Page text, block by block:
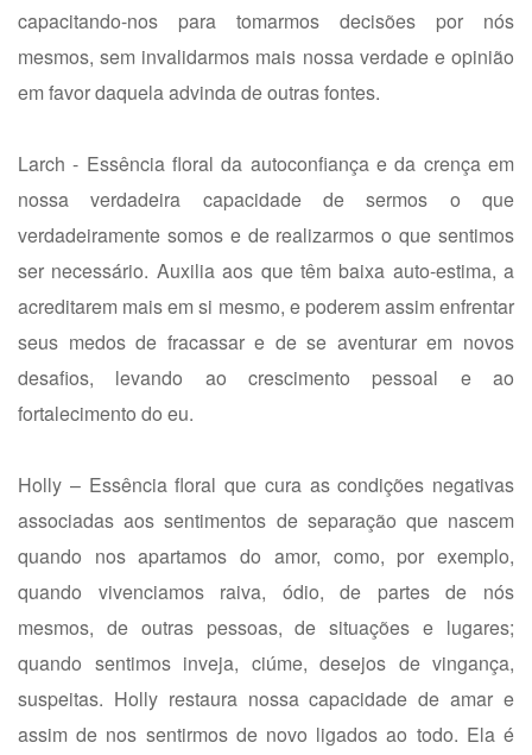
capacitando-nos para tomarmos decisões por nós
mesmos, sem invalidarmos mais nossa verdade e opinião
em favor daquela advinda de outras fontes.
Larch - Essência floral da autoconfiança e da crença em
nossa verdadeira capacidade de sermos o que
verdadeiramente somos e de realizarmos o que sentimos
ser necessário. Auxilia aos que têm baixa auto-estima, a
acreditarem mais em si mesmo, e poderem assim enfrentar
seus medos de fracassar e de se aventurar em novos
desafios, levando ao crescimento pessoal e ao
fortalecimento do eu.
Holly – Essência floral que cura as condições negativas
associadas aos sentimentos de separação que nascem
quando nos apartamos do amor, como, por exemplo,
quando vivenciamos raiva, ódio, de partes de nós
mesmos, de outras pessoas, de situações e lugares;
quando sentimos inveja, ciúme, desejos de vingança,
suspeitas. Holly restaura nossa capacidade de amar e
assim de nos sentirmos de novo ligados ao todo. Ela é